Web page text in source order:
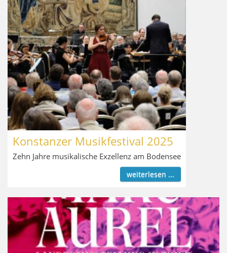
Konstanzer Musikfestival 2025
Zehn Jahre musikalische Exzellenz am Bodensee
weiterlesen ...